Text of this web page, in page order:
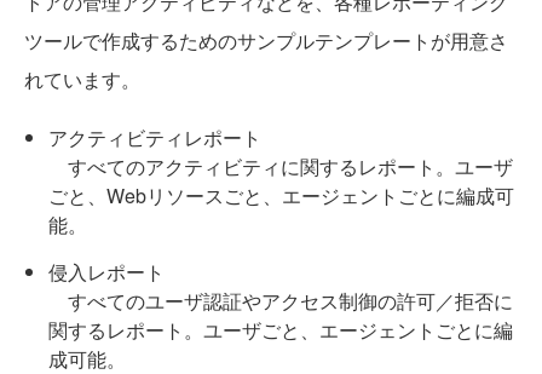
ツールで作成するためのサンプルテンプレートが用意さ
れています。
アクティビティレポート
すべてのアクティビティに関するレポート。ユーザ
ごと、Webリソースごと、エージェントごとに編成可
能。
侵入レポート
すべてのユーザ認証やアクセス制御の許可／拒否に
関するレポート。ユーザごと、エージェントごとに編
成可能。